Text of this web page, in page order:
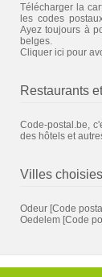
Télécharger la
les codes
Ayez toujours à
belges.
Cliquer ici pour
Restaurants
Code-postal.be,
des hôtels et
Villes
Odeur [Code
Oedelem [Code